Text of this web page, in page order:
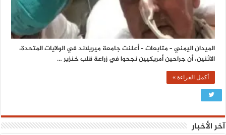
الميدان اليمني – متابعات – أعلنت جامعة ميريلاند في الولايات المتحدة،
الاثنين، أن جراحين أمريكيين نجحوا في زراعة قلب خنزير …
أكمل القراءة »
آخر الأخبار